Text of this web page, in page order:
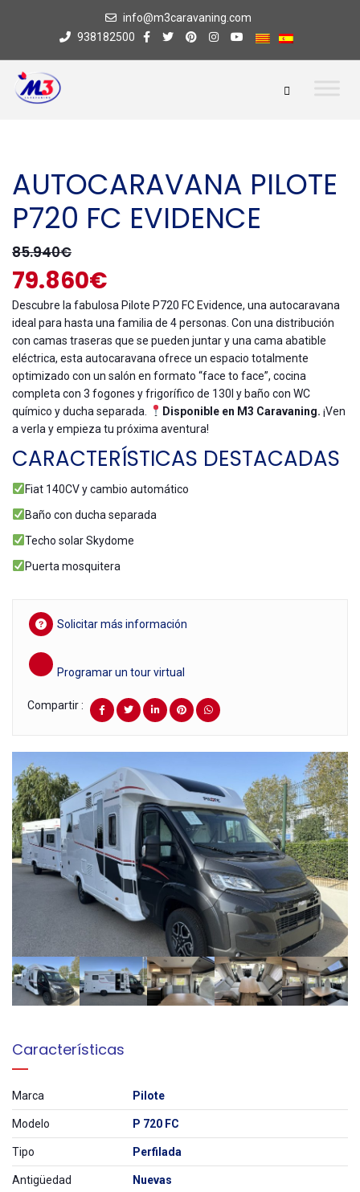
info@m3caravaning.com
938182500
AUTOCARAVANA PILOTE
P720 FC EVIDENCE
85.940€
79.860€
Descubre la fabulosa Pilote P720 FC Evidence, una autocaravana
ideal para hasta una familia de 4 personas. Con una distribución
con camas traseras que se pueden juntar y una cama abatible
eléctrica, esta autocaravana ofrece un espacio totalmente
optimizado con un salón en formato “face to face”, cocina
completa con 3 fogones y frigorífico de 130l y baño con WC
químico y ducha separada.
Disponible en M3 Caravaning. ¡Ven
a verla y empieza tu próxima aventura!
CARACTERÍSTICAS DESTACADAS
Fiat 140CV y cambio automático
Baño con ducha separada
Techo solar Skydome
Puerta mosquitera
Solicitar más información
Programar un tour virtual
Compartir :
Características
Marca Pilote
Modelo P 720 FC
Tipo Perfilada
Antigüedad Nuevas